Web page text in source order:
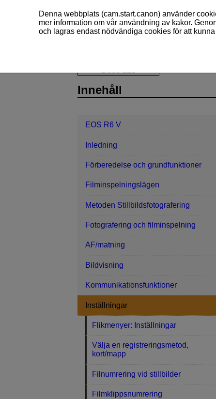
Innehåll
EOS R6 V
Inledning
Förberedelse och grundfunktioner
Filminspelningslägen
Metoden Stillbildsfotografering
Fotografering och filminspelning
AF/matning
Bildvisning
Kommunikationsfunktioner
Inställningar
Flikmenyer: Inställningar
Välja en registreringsmetod,
kort/mapp
Filnumrering vid stillbilder
Filmklippsnumrering
Denna webbplats (cam.start.canon) använder
mer information om vår användning av kakor.
och lagras endast nödvändiga cookies för att